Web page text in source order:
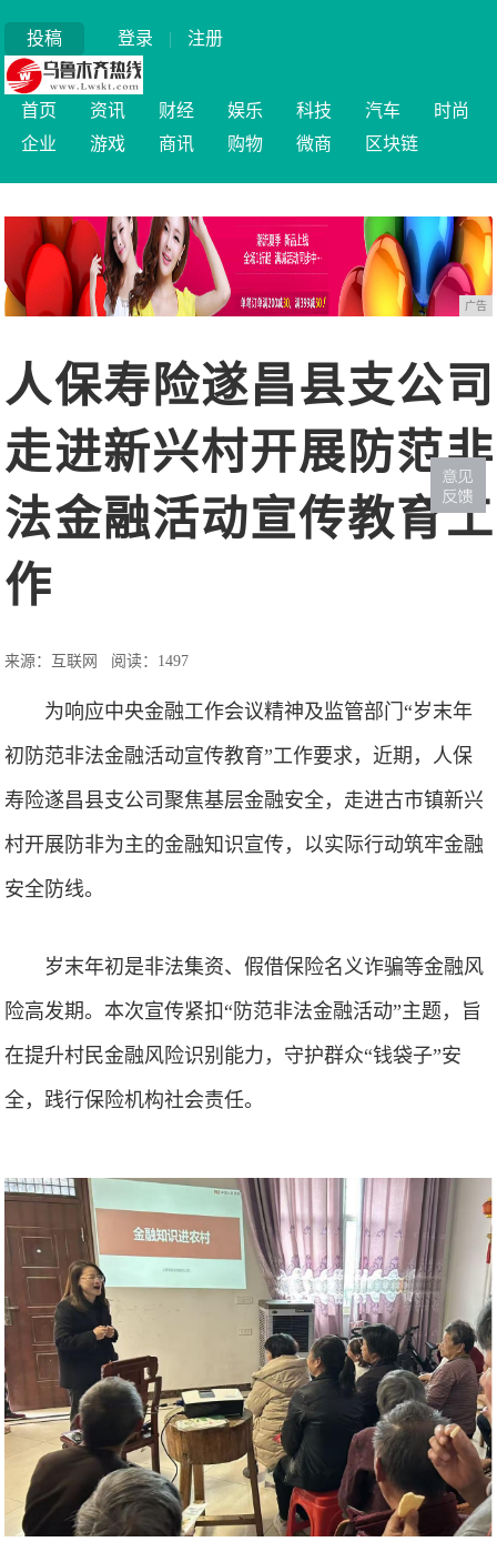
投稿 登录 | 注册
首页 资讯 财经 娱乐 科技 汽车
时尚
企业
游戏 商讯 购物 微商 区块链
广告
人保寿险遂昌县支公司
走进新兴村开展防范非
法金融活动宣传教育工
作
来源：互联网 阅读：1497
为响应‌中央金融工作会议精神‌及监管部门“岁末年
初防范非法金融活动宣传教育”工作要求，近期，人保
寿险遂昌县支公司聚焦基层金融安全，走进‌古市镇新兴
村‌开展防非为主的金融知识宣传，以实际行动筑牢金融
安全防线。
岁末年初是非法集资、假借保险名义诈骗等金融风
险高发期。本次宣传紧扣“防范非法金融活动”主题，旨
在提升村民金融风险识别能力，守护群众“钱袋子”安
全，践行保险机构社会责任。